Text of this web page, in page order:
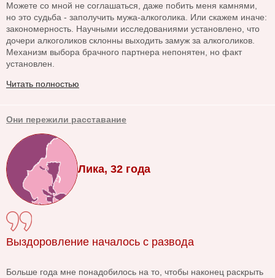
Можете со мной не соглашаться, даже побить меня камнями,
но это судьба - заполучить мужа-алкоголика. Или скажем иначе:
закономерность. Научными исследованиями установлено, что
дочери алкоголиков склонны выходить замуж за алкоголиков.
Механизм выбора брачного партнера непонятен, но факт
установлен.
Читать полностью
Они пережили расставание
Лика, 32 года
Выздоровление началось с развода
Больше года мне понадобилось на то, чтобы наконец раскрыть